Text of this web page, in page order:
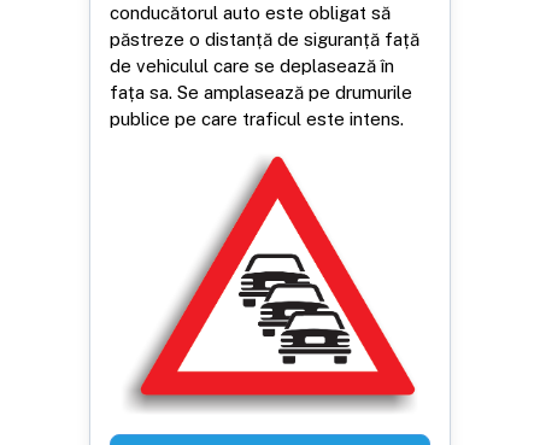
conducătorul auto este obligat să
păstreze o distanță de siguranță față
de vehiculul care se deplasează în
fața sa. Se amplasează pe drumurile
publice pe care traficul este intens.